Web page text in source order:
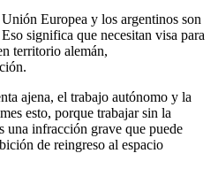
Europea y los argentinos son
significa que necesitan visa para
territorio alemán,
ajena, el trabajo autónomo y la
esto, porque trabajar sin la
una infracción grave que puede
de reingreso al espacio